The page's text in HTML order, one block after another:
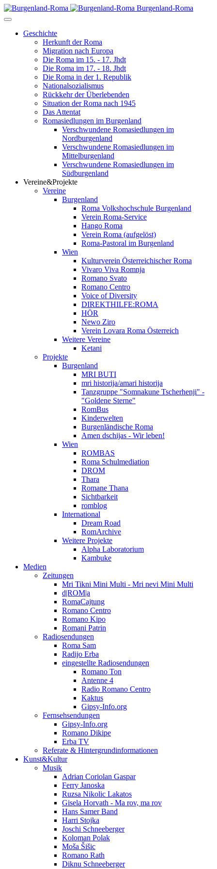
Burgenland-Roma
Geschichte
Herkunft der Roma
Migration nach Europa
Die Roma im 15. - 17. Jhdt
Die Roma im 17. - 18. Jhdt
Die Roma in der 1. Republik
Nationalsozialismus
Rückkehr der Überlebenden
Situation der Roma nach 1945
Das Attentat
Romasiedlungen im Burgenland
Verschwundene Romasiedlungen im
Nordburgenland
Verschwundene Romasiedlungen im
Mittelburgenland
Verschwundene Romasiedlungen im
Südburgenland
Vereine&Projekte
Vereine
Burgenland
Roma Volkshochschule Burgenland
Verein Roma-Service
Hango Roma
Verein Roma (aufgelöst)
Roma-Pastoral im Burgenland
Wien
Kulturverein Österreichischer Roma
Vivaro Viva Romnja
Romano Svato
Romano Centro
Voice of Diversity
DIREKTHILFE:ROMA
HÖR
Newo Ziro
Verein Lovara Roma Österreich
Weitere Vereine
Ketani
Projekte
Burgenland
MRI BUTI
mri historija/amari historija
Tanzgruppe "Somnakune Tscherhenji" -
"Goldene Sterne"
RomBus
Kinderwelten
Burgenländische Roma
Amen dschijas - Wir leben!
Wien
ROMBAS
Roma Schulmediation
DROM
Thara
Romane Thana
Sichtbarkeit
romblog
International
Dream Road
RomArchive
Weitere Projekte
Alpha Laboratorium
Kambuke
Medien
Zeitungen
Mri Tikni Mini Multi - Mri nevi Mini Multi
d|ROM|a
RomaCajtung
Romano Centro
Romano Kipo
Romani Patrin
Radiosendungen
Roma Sam
Radijo Erba
eingestellte Radiosendungen
Romano Ton
Antenne 4
Radio Romano Centro
Kaktus
Gipsy-Info.org
Fernsehsendungen
Gipsy-Info.org
Romano Dikipe
Erba TV
Referate & Hintergrundinformationen
Kunst&Kultur
Musik
Adrian Coriolan Gaspar
Ferry Janoska
Ruzsa Nikolic Lakatos
Gisela Horvath - Ma rov, ma rov
Hans Samer Band
Harri Stojka
Joschi Schneeberger
Koloman Polak
Moša Šišic
Romano Rath
Diknu Schneeberger